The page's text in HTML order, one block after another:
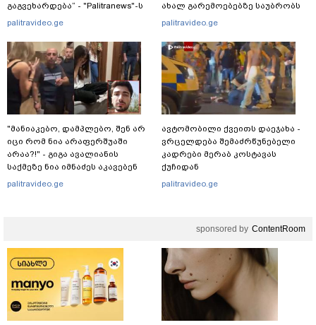
გაგვეხარდება“ - "Palitranews"-ს
პირდეპირ ეთერში გია
ჩაერთო
palitravideo.ge
"მანიაკებო, დამპლებო, შენ არ
იცი რომ ნია არაფერშუაში
არაა?!" - გიგა ავალიანის
საქმეზე ნია იმნაძეს აკავებენ
palitravideo.ge
ახალ გარემოებებზე საუბრობს
palitravideo.ge
ავტომობილი ქვეითს დაეჯახა -
ვრცელდება შემაძრწუნებელი
კადრები მერაბ კოსტავას
ქუჩიდან
palitravideo.ge
sponsored by ContentRoom